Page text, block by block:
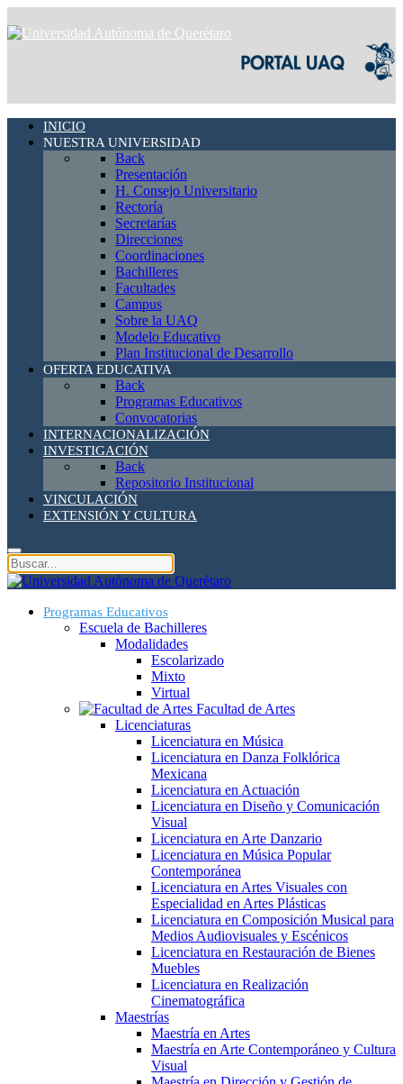
INICIO
NUESTRA UNIVERSIDAD
Back
Presentación
H. Consejo Universitario
Rectoría
Secretarías
Direcciones
Coordinaciones
Bachilleres
Facultades
Campus
Sobre la UAQ
Modelo Educativo
Plan Institucional de Desarrollo
OFERTA EDUCATIVA
Back
Programas Educativos
Convocatorias
INTERNACIONALIZACIÓN
INVESTIGACIÓN
Back
Repositorio Institucional
VINCULACIÓN
EXTENSIÓN Y CULTURA
Programas Educativos
Escuela de Bachilleres
Modalidades
Escolarizado
Mixto
Virtual
Facultad de Artes
Licenciaturas
Licenciatura en Música
Licenciatura en Danza Folklórica
Mexicana
Licenciatura en Actuación
Licenciatura en Diseño y Comunicación
Visual
Licenciatura en Arte Danzario
Licenciatura en Música Popular
Contemporánea
Licenciatura en Artes Visuales con
Especialidad en Artes Plásticas
Licenciatura en Composición Musical para
Medios Audiovisuales y Escénicos
Licenciatura en Restauración de Bienes
Muebles
Licenciatura en Realización
Cinematográfica
Maestrías
Maestría en Artes
Maestría en Arte Contemporáneo y Cultura
Visual